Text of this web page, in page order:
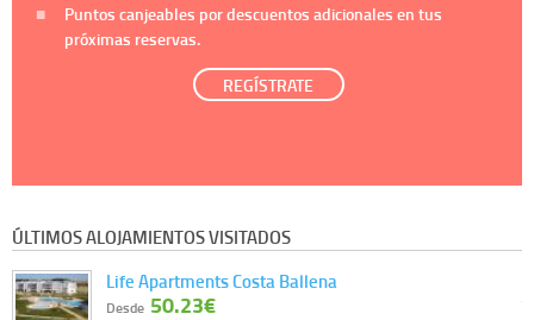
Puntos canjeables por descuentos adicionales en tus
próximas reservas.
REGÍSTRATE
ÚLTIMOS ALOJAMIENTOS VISITADOS
Life Apartments Costa Ballena
Desde 50.23€